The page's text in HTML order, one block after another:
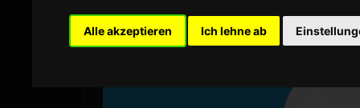
Alle akzeptieren Ich lehne ab